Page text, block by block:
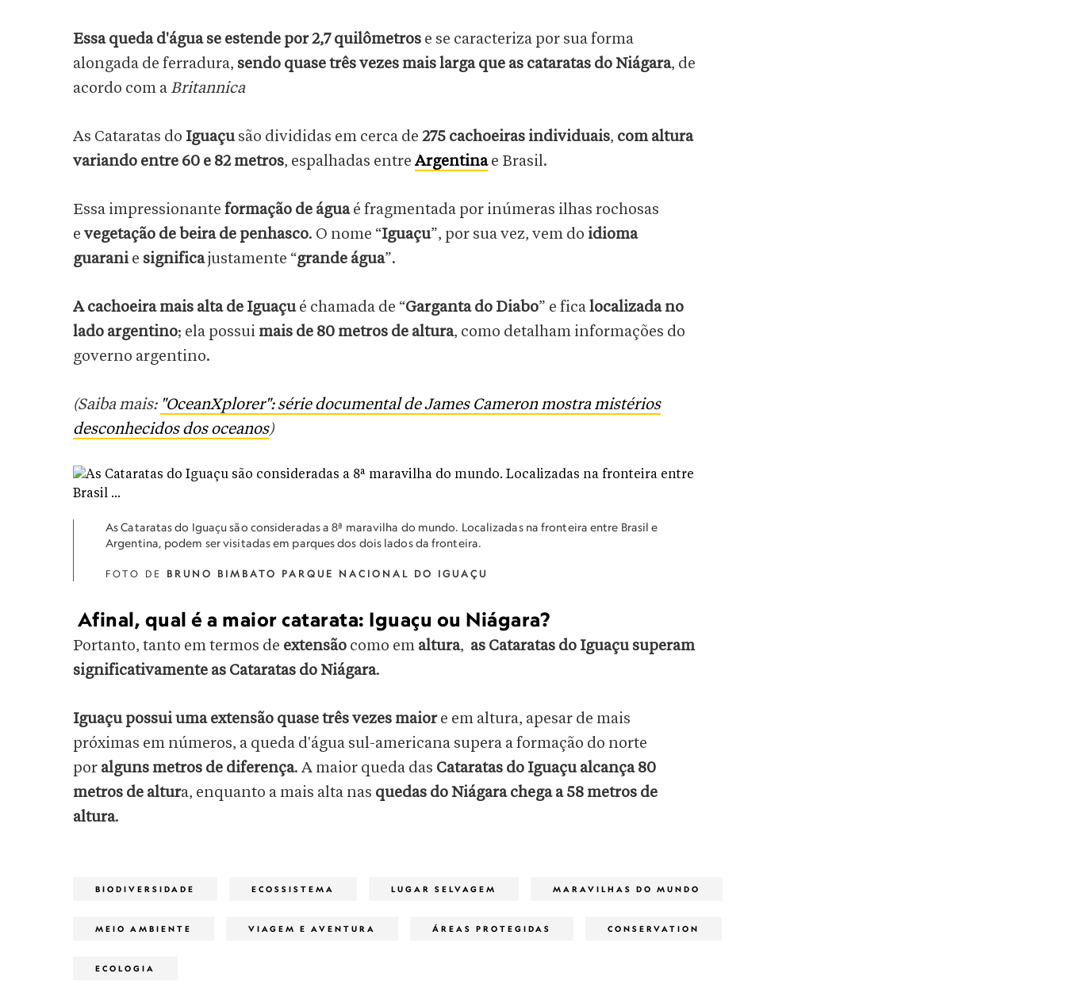
Essa queda d'água se estende por 2,7 quilômetros e se caracteriza por sua forma
alongada de ferradura, sendo quase três vezes mais larga que as cataratas do Niágara, de
acordo com aBritannica
As Cataratas do Iguaçusão divididas em cerca de 275 cachoeiras individuais, com altura
variando entre 60 e 82 metros, espalhadas entre Argentinae Brasil.
Essa impressionante formação de águaé fragmentada por inúmeras ilhas rochosas
e vegetação de beira de penhasco. O nome “Iguaçu”, por sua vez, vem do idioma
guaranie significajustamente “grande água”.
A cachoeira mais alta de Iguaçué chamada de “Garganta do Diabo” e ficalocalizada no
lado argentino; ela possui mais de 80 metros de altura, como detalham informações do
governo argentino.
(Saiba mais: "OceanXplorer": série documental de James Cameron mostra mistérios
desconhecidos dos oceanos)
As Cataratas do Iguaçu são consideradas a 8ª maravilha do mundo. Localizadas na fronteira entre Brasil e
Argentina, podem ser visitadas em parques dos dois lados da fronteira.
FOTO DE BRUNO BIMBATO PARQUE NACIONAL DO IGUAÇU
Afinal, qual é a maior catarata: Iguaçu ou Niágara?
Portanto, tanto em termos de extensão como em altura, as Cataratas do Iguaçu superam
significativamente as Cataratas do Niágara.
Iguaçu possui uma extensão quase três vezes maiore em altura, apesar de mais
próximas em números, a queda d'água sul-americana supera a formação do norte
por alguns metros de diferença. A maior queda das Cataratas do Iguaçu alcança 80
metros de altura, enquanto a mais alta nas quedas do Niágara chega a 58 metros de
altura.
BIODIVERSIDADE ECOSSISTEMA LUGAR SELVAGEM MARAVILHAS DO MUNDO
MEIO AMBIENTE VIAGEM E AVENTURA ÁREAS PROTEGIDAS CONSERVATION
ECOLOGIA